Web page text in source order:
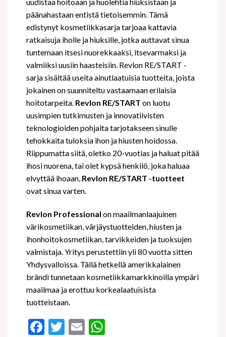
päänahastaan entistä tietoisemmin. Tämä
edistynyt kosmetiikkasarja tarjoaa kattavia
ratkaisuja iholle ja hiuksille, jotka auttavat sinua
tuntemaan itsesi nuorekkaaksi, itsevarmaksi ja
valmiiksi uusiin haasteisiin. Revlon RE/START -
sarja sisältää useita ainutlaatuisia tuotteita, joista
jokainen on suunniteltu vastaamaan erilaisia
hoitotarpeita. Revlon RE/START on luotu
uusimpien tutkimusten ja innovatiivisten
teknologioiden pohjalta tarjotakseen sinulle
tehokkaita tuloksia ihon ja hiusten hoidossa.
Riippumatta siitä, oletko 20-vuotias ja haluat pitää
ihosi nuorena, tai olet kypsä henkilö, joka haluaa
elvyttää ihoaan, Revlon RE/START -tuotteet
ovat sinua varten.
Revlon Professional on maailmanlaajuinen
värikosmetiikan, värjäystuotteiden, hiusten ja
ihonhoitokosmetiikan, tarvikkeiden ja tuoksujen
valmistaja. Yritys perustettiin yli 80 vuotta sitten
Yhdysvalloissa. Tällä hetkellä amerikkalainen
brändi tunnetaan kosmetiikkamarkkinoilla ympäri
maailmaa ja erottuu korkealaatuisista
tuotteistaan.
Facebook
Twitter
EmailWhatsApp